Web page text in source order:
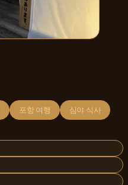
포항 여행 심야 식사